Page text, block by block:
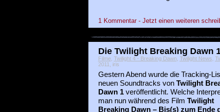
1 Kommentar - Jetzt einen weiteren
Die Twilight Breaking Dawn
Filme, Twilight 4 - Breaking Dawn, Twilight News
2011, iris
Gestern Abend wurde die Tracking-
neuen Soundtracks von Twilight
Dawn 1veröffentlicht. Welche
man nun während des Film Twilight
Breaking Dawn – Bis(s) zum Ende